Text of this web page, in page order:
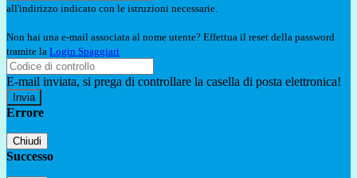
all'indirizzo indicato con le istruzioni necessarie.
Non hai una e-mail associata al nome utente? Effettua il reset della password
tramite la Login Spaggiari
E-mail inviata, si prega di controllare la casella di posta elettronica!
Errore
Chiudi
Successo